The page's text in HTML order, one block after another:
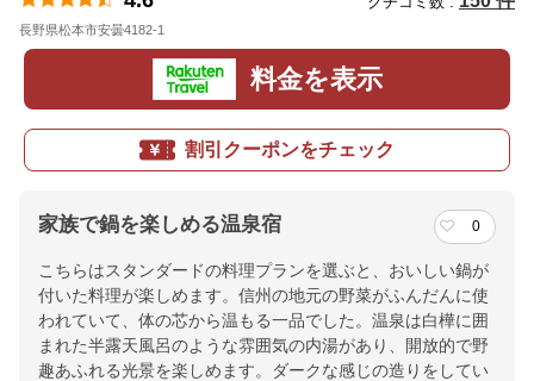
長野県松本市安曇4182-1
料金を表示
割引クーポンをチェック
家族で鍋を楽しめる温泉宿 0
こちらはスタンダードの料理プランを選ぶと、おいしい鍋が
付いた料理が楽しめます。信州の地元の野菜がふんだんに使
われていて、体の芯から温もる一品でした。温泉は白樺に囲
まれた半露天風呂のような雰囲気の内湯があり、開放的で野
趣あふれる光景を楽しめます。ダークな感じの造りをしてい